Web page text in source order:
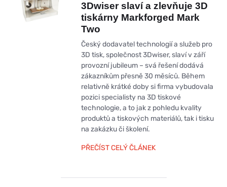
3Dwiser slaví a zlevňuje 3D
tiskárny Markforged Mark
Two
Český dodavatel technologií a služeb pro
3D tisk, společnost 3Dwiser, slaví v září
provozní jubileum – svá řešení dodává
zákazníkům přesně 30 měsíců. Během
relativně krátké doby si firma vybudovala
pozici specialisty na 3D tiskové
technologie, a to jak z pohledu kvality
produktů a tiskových materiálů, tak i tisku
na zakázku či školení.
PŘEČÍST CELÝ ČLÁNEK